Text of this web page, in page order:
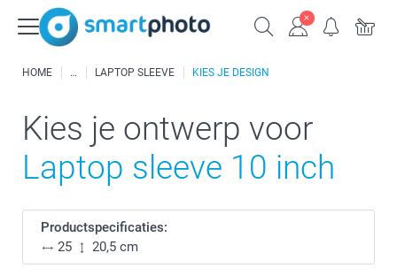
HOME LAPTOP SLEEVE KIES JE DESIGN
Kies je ontwerp voor
Laptop sleeve 10 inch
Productspecificaties:
25
20,5 cm